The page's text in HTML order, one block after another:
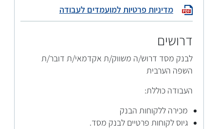
מדיניות פרטיות למועמדים לעבודה
דרושים
לבנק מסד דרוש/ה משווק/ת אקדמאי/ת דובר/ת
השפה הערבית
העבודה כוללת:
מכירה ללקוחות הבנק
גיוס לקוחות פרטיים לבנק מסד.